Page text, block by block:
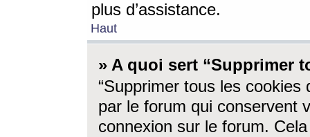
plus d’assistance.
Haut
» A quoi sert “Supprimer
“Supprimer tous les cookies
par le forum qui conservent
connexion sur le forum.